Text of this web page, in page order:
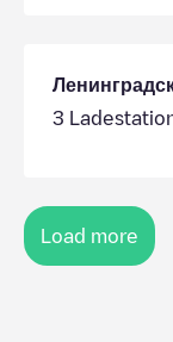
3
Load more